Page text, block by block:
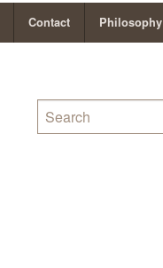
Contact Philosophy